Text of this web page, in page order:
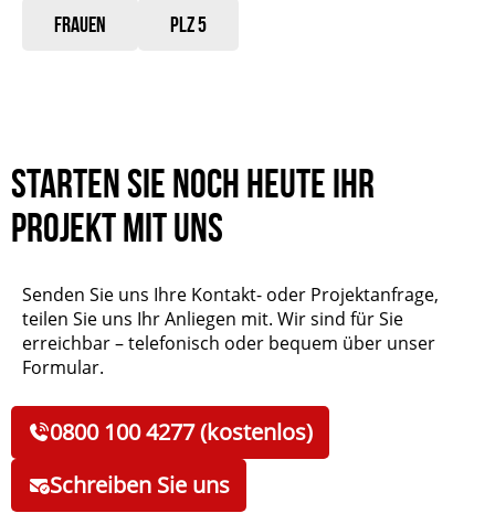
Frauen PLZ 5
Starten Sie noch heute Ihr
Projekt mit uns
Senden Sie uns Ihre Kontakt- oder Projektanfrage,
teilen Sie uns Ihr Anliegen mit. Wir sind für Sie
erreichbar – telefonisch oder bequem über unser
Formular.
0800 100 4277 (kostenlos)
Schreiben Sie uns